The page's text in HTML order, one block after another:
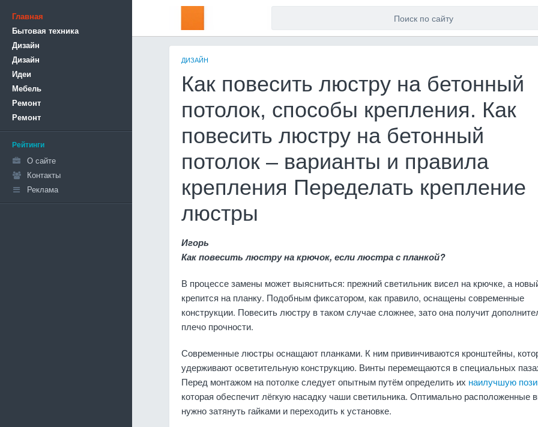
Главная
Бытовая техника
Дизайн
Дизайн
Идеи
Мебель
Ремонт
Ремонт
Рейтинги
О сайте
Контакты
Реклама
ДИЗАЙН
Как повесить люстру на бетонный
потолок, способы крепления. Как
повесить люстру на бетонный
потолок – варианты и правила
крепления Переделать крепление
люстры
Игорь
Как повесить люстру на крючок, если люстра с планкой?
В процессе замены может выясниться: прежний светильник висел на крючке, а
крепится на планку. Подобным фиксатором, как правило, оснащены современные
конструкции. Повесить люстру в таком случае сложнее, зато она получит
плечо прочности.
Современные люстры оснащают планками. К ним привинчиваются кронштейны,
удерживают осветительную конструкцию. Винты перемещаются в специальных
Перед монтажом на потолке следует опытным путём определить их наилучшую
которая обеспечит лёгкую насадку чаши светильника. Оптимально расположенные
нужно затянуть гайками и переходить к установке.